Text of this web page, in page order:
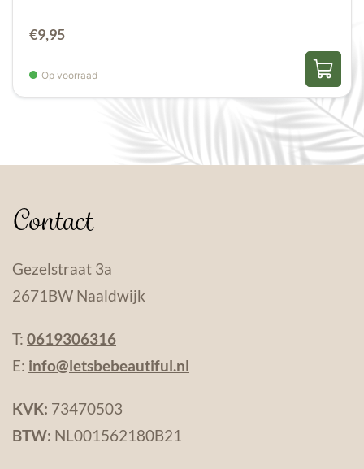
€9,95
Op voorraad
Contact
Gezelstraat 3a
2671BW Naaldwijk
T: 0619306316
E: info@letsbebeautiful.nl
KVK: 73470503
BTW: NL001562180B21